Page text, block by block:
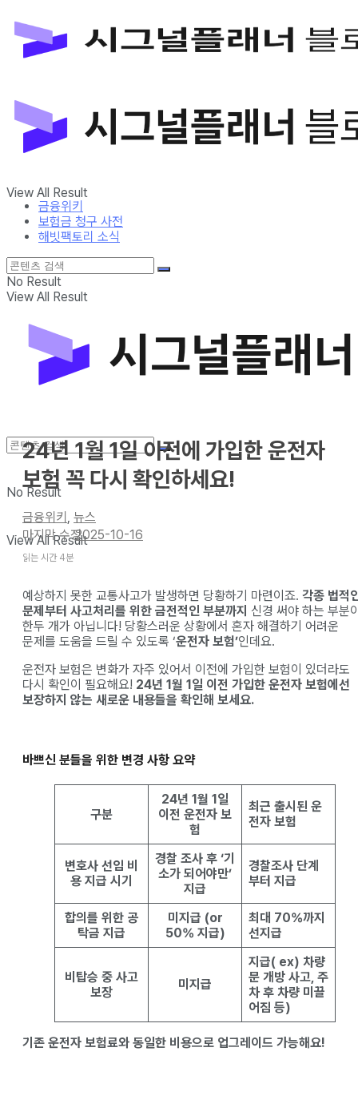
보험금 청구 사전
해빗팩토리 소식
View All Result
금융위키
보험금 청구 사전
해빗팩토리 소식
No Result
View All Result
No Result
View All Result
24년 1월 1일 이전에 가입한 운전자
보험 꼭 다시 확인하세요!
금융위키
뉴스
2025-10-16
읽는 시간 4분
예상하지 못한 교통사고가 발생하면 당황하기 마련이죠. 각종 법적
문제부터 사고처리를 위한 금전적인 부분까지 신경 써야 하는 부분
한두 개가 아닙니다! 당황스러운 상황에서 혼자 해결하기 어려운
문제를 도움을 드릴 수 있도록 ‘운전자 보험’인데요.
운전자 보험은 변화가 자주 있어서 이전에 가입한 보험이 있더라도
다시 확인이 필요해요! 24년 1월 1일 이전 가입한 운전자 보험에선
보장하지 않는 새로운 내용들을 확인해 보세요.
바쁘신 분들을 위한 변경 사항 요약
구분
24년 1월 1일
이전 운전자 보
험
최근 출시된 운
전자 보험
변호사 선임 비
용 지급 시기
경찰 조사 후 ‘기
소가 되어야만’
지급
경찰조사 단계
부터 지급
합의를 위한 공
탁금 지급
미지급 (or
50% 지급)
최대 70%까지
선지급
비탑승 중 사고
보장
미지급
지급( ex) 차량
문 개방 사고, 주
차 후 차량 미끌
어짐 등)
기존 운전자 보험료와 동일한 비용으로 업그레이드 가능해요!